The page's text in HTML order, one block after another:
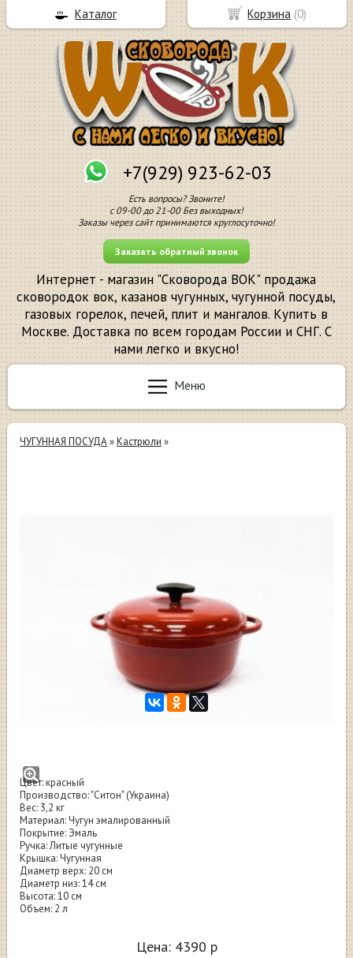
+7(929) 923-62-03
Есть вопросы? Звоните!
с 09-00 до 21-00 Без выходных!
Заказы через сайт принимаются круглосуточно!
Заказать обратный звонок
Интернет - магазин "Сковорода ВОК" продажа
сковородок вок, казанов чугунных, чугунной посуды,
газовых горелок, печей, плит и мангалов. Купить в
Москве. Доставка по всем городам России и СНГ. С
нами легко и вкусно!
Меню
ЧУГУННАЯ ПОСУДА»Кастрюли »
Цвет: красный
Производство: "Ситон" (Украина)
Вес: 3,2 кг
Материал: Чугун эмалированный
Покрытие: Эмаль
Ручка: Литые чугунные
Крышка: Чугунная
Диаметр верх: 20 см
Диаметр низ: 14 см
Высота: 10 см
Объем: 2 л
Цена: 4390 р
Корзина (0)
Каталог